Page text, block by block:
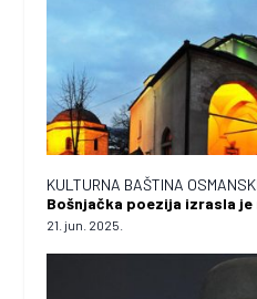
KULTURNA BAŠTINA
Bošnjačka poezija izrasla
21. jun. 2025.